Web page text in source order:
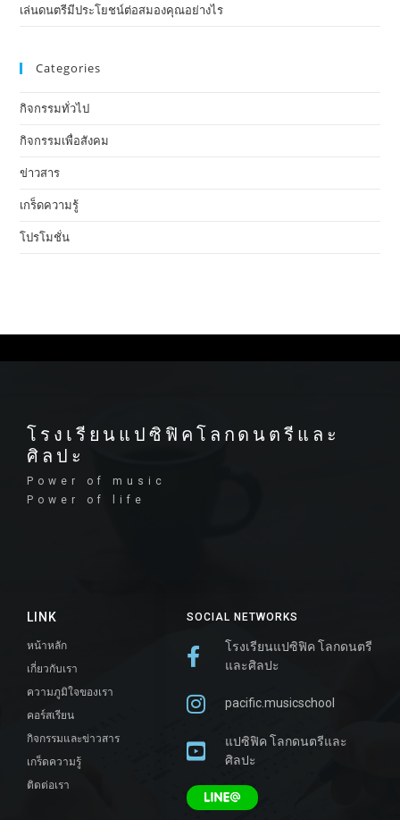
เล่นดนตรีมีประโยชน์ต่อสมองคุณอย่างไร
Categories
กิจกรรมทั่วไป
กิจกรรมเพื่อสังคม
ข่าวสาร
เกร็ดความรู้
โปรโมชั่น
SOCIAL NETWORKS
โรงเรียนแปซิฟิค โลกดนตรี
และศิลปะ
pacific.musicschool
แปซิฟิค โลกดนตรีและ
ศิลปะ
LINK
หน้าหลัก
เกี่ยวกับเรา
ความภูมิใจของเรา
คอร์สเรียน
กิจกรรมและข่าวสาร
เกร็ดความรู้
ติดต่อเรา
โรงเรียนแปซิฟิคโลกดนตรีและ
ศิลปะ
Power of music
Power of life